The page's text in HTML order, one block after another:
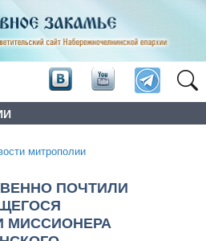
митрополии
ПОЧТИЛИ
МИССИОНЕРА